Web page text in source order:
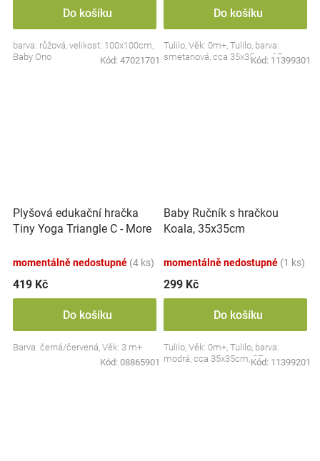
Do košíku
barva: růžová, velikost: 100x100cm,
Baby Ono
Kód: 47021701
Do košíku
Tulilo, Věk: 0m+, Tulilo, barva:
smetanová, cca 35x35cm, CE
Kód: 11399301
Plyšová edukační hračka
Tiny Yoga Triangle C - More
BabyOno
momentálně nedostupné (4 ks)
419 Kč
Do košíku
Barva: černá/červená, Věk: 3 m+
Kód: 08865901
Baby Ručník s hračkou
Koala, 35x35cm
momentálně nedostupné (1 ks)
299 Kč
Do košíku
Tulilo, Věk: 0m+, Tulilo, barva:
modrá, cca 35x35cm, CE
Kód: 11399201